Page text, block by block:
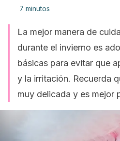
7 minutos
La mejor manera de
durante el invierno es
básicas para evitar que
y la irritación. Recuerda
muy delicada y es mejor